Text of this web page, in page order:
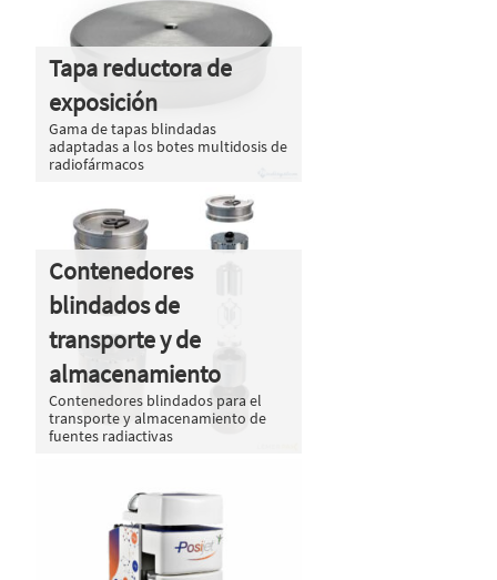
Tapa reductora de
exposición
Gama de tapas blindadas
adaptadas a los botes multidosis de
radiofármacos
Contenedores
blindados de
transporte y de
almacenamiento
Contenedores blindados para el
transporte y almacenamiento de
fuentes radiactivas